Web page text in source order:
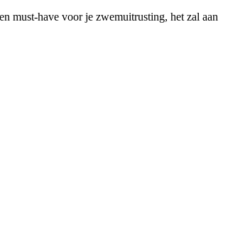
must-have voor je zwemuitrusting, het zal aan